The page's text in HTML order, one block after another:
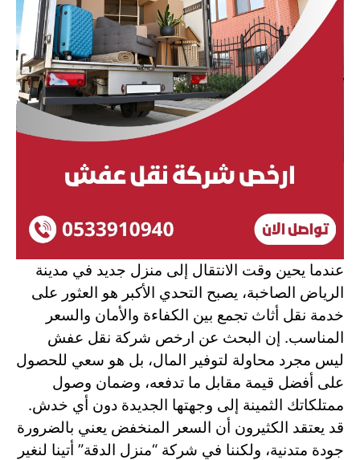
عندما يحين وقت الانتقال إلى منزل جديد في مدينة
الرياض الصاخبة، يصبح التحدي الأكبر هو العثور على
خدمة نقل أثاث تجمع بين الكفاءة والأمان والسعر
المناسب. إن البحث عن ارخص شركة نقل عفش
ليس مجرد محاولة لتوفير المال، بل هو سعي للحصول
على أفضل قيمة مقابل ما تدفعه، وضمان وصول
ممتلكاتك الثمينة إلى وجهتها الجديدة دون أي خدش.
قد يعتقد الكثيرون أن السعر المنخفض يعني بالضرورة
جودة متدنية، ولكننا في شركة “منزل الدقة” أتينا لنغير